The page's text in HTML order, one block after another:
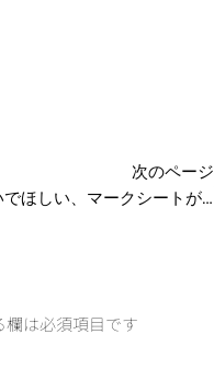
次のページ
できれば使わないでほしい、マークシートがわからない時の禁断の秘儀
欄は必須項目です